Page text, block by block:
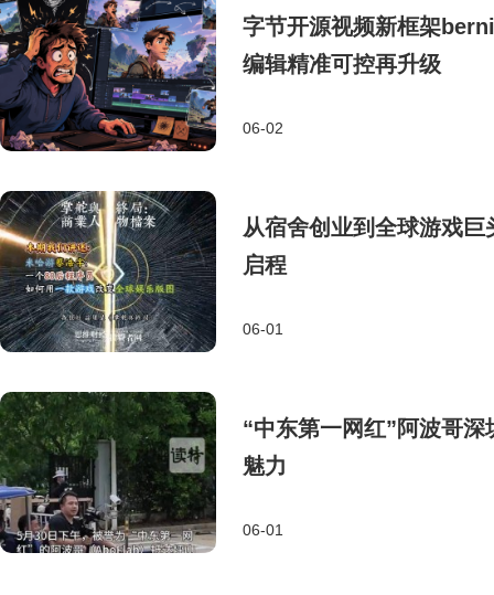
字节开源视频新框架
编辑精准可控再升级
06-02
从宿舍创业到全球游戏
启程
06-01
“中东第一网红”阿波哥
魅力
06-01